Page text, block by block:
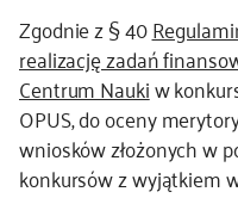
Zgodnie z § 40
realizację zadań
Centrum Naukiw
OPUS, do oceny
wniosków złożonych w
konkursów z wyjątkiem